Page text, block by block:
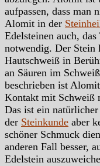
aufpassen, dass man
Alomit in der
Edelsteinen auch,
notwendig. Der Stein
Hautschweiß in
an Säuren im
beschrieben ist
Kontakt mit Schweiß
Das ist ein
der Steinkunde aber
schöner Schmuck
anderen Fall besser,
Edelstein